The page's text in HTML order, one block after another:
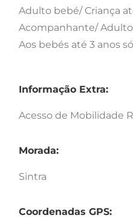
Adulto bebé/ Criança
Acompanhante/ Adulto
Aos bebés até 3 anos
Informação Extra:
Acesso de Mobilidade
Morada:
Sintra
Coordenadas GPS: